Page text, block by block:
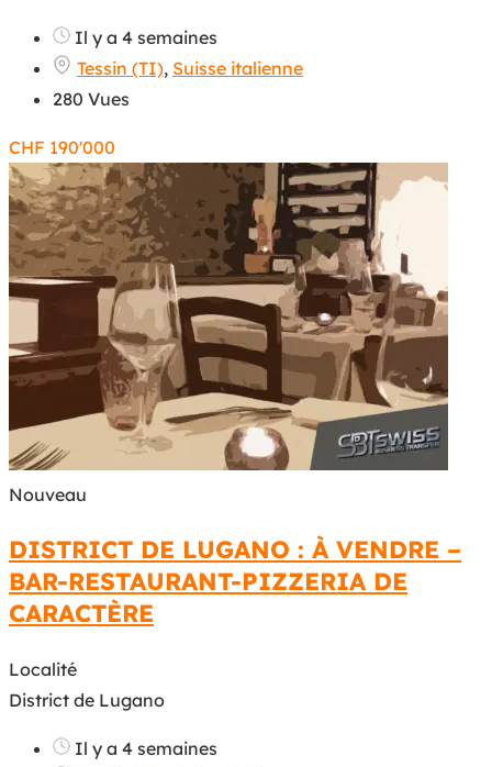
Il y a 4 semaines
Tessin (TI), Suisse italienne
280 Vues
CHF 190'000
Nouveau
DISTRICT DE LUGANO : À VENDRE –
BAR-RESTAURANT-PIZZERIA DE
CARACTÈRE
Localité
District de Lugano
Il y a 4 semaines